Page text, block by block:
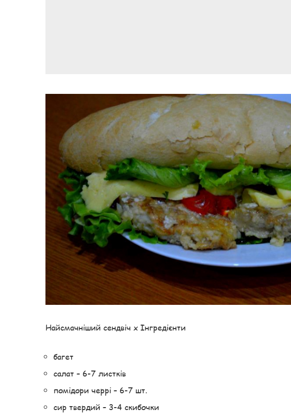
Найсмачніший сендвіч x Інгредієнти
багет
салат – 6-7 листків
помідори черрі – 6-7 шт.
сир твердий – 3-4 скибочки